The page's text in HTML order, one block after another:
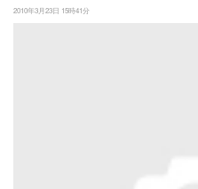
2010年3月23日 15時41分